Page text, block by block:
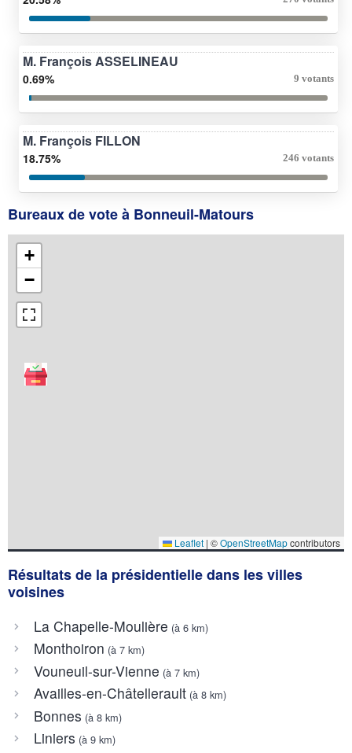
M. François ASSELINEAU
0.69% 9 votants
M. François FILLON
18.75% 246 votants
Bureaux de vote à Bonneuil-Matours
+
−
Leaflet | ©OpenStreetMapcontributors
Résultats de la présidentielle dans les villes
voisines
La Chapelle-Moulière (à 6 km)
Monthoiron (à 7 km)
Vouneuil-sur-Vienne (à 7 km)
Availles-en-Châtellerault(à 8 km)
Bonnes (à 8 km)
Liniers (à 9 km)